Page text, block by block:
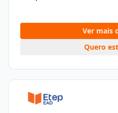
Ver mais
Quero